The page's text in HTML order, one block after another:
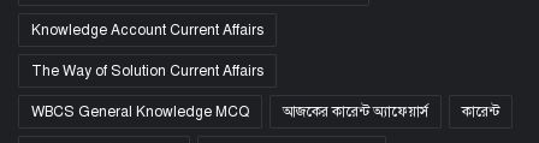
Knowledge Account Current Affairs
The Way of Solution Current Affairs
WBCS General Knowledge MCQ আজকের কারেন্ট অ্যাফেয়ার্স কারেন্ট